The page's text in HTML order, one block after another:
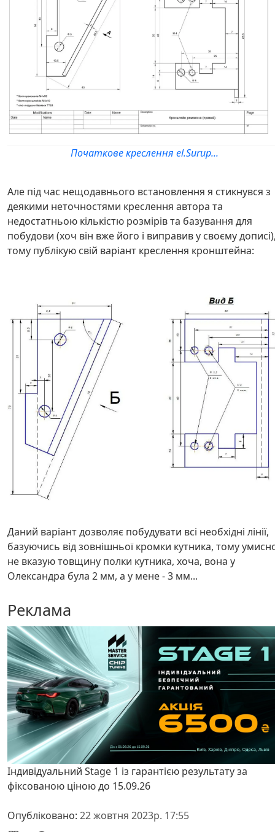
Початкове креслення el.Surup...
Але під час нещодавнього встановлення я стикнувся з
деякими неточностями креслення автора та
недостатньою кількістю розмірів та базування для
побудови (хоч він вже його і виправив у своєму
тому публікую свій варіант креслення кронштейна:
Даний варіант дозволяє побудувати всі необхідні лінії,
базуючись від зовнішньої кромки кутника, тому
не вказую товщину полки кутника, хоча, вона у
Олександра була 2 мм, а у мене - 3 мм...
Реклама
Індивідуальний Stage 1 із гарантією результату за
фіксованою ціною до 15.09.26
Опубліковано: 22 жовтня 2023р. 17:55